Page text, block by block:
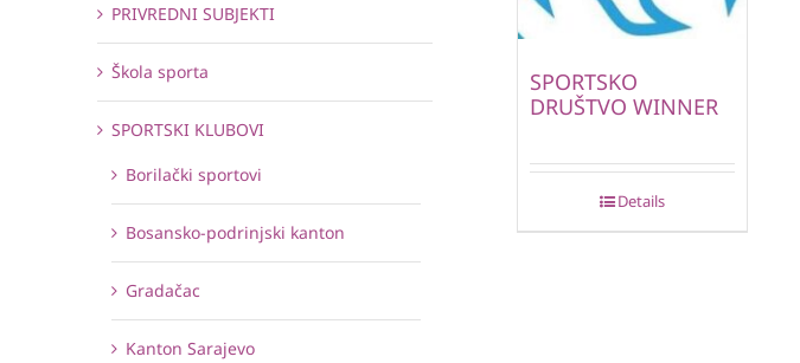
SPORTSKO
DRUŠTVO WINNER
Details
PRIVREDNI SUBJEKTI
Škola sporta
SPORTSKI KLUBOVI
Borilački sportovi
Bosansko-podrinjski kanton
Gradačac
Kanton Sarajevo